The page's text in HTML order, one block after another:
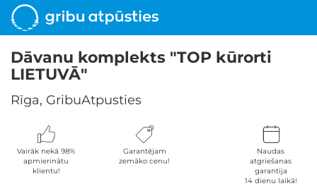
Dāvanu komplekts "TOP kūrorti
LIETUVĀ"
Rīga, GribuAtpusties
Vairāk nekā 98%
apmierinātu
klientu!
Garantējam
zemāko cenu!
Naudas
atgriešanas
garantija
14 dienu laikā!